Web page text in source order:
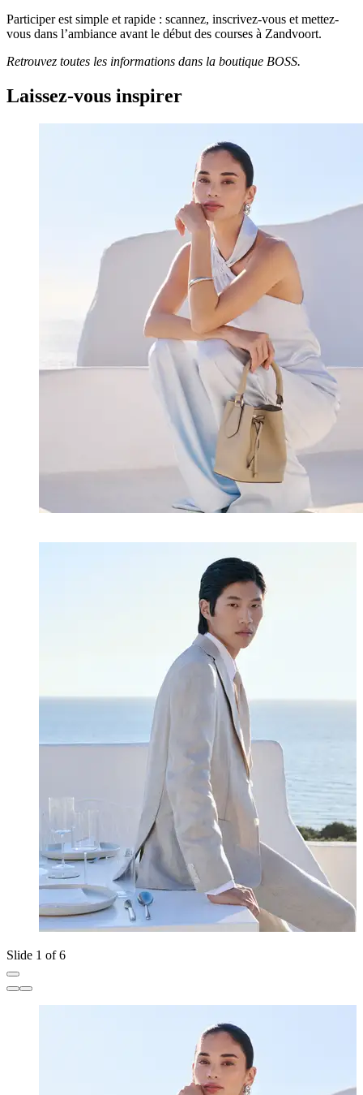
Participer est simple et rapide : scannez, inscrivez-vous et mettez-
vous dans l’ambiance avant le début des courses à Zandvoort.
Retrouvez toutes les informations dans la boutique BOSS.
Laissez-vous inspirer
Slide 1 of 6